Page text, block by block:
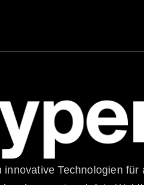
innovative Technologien